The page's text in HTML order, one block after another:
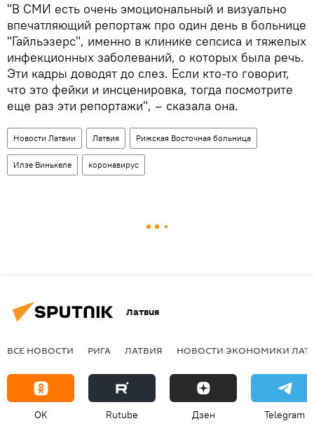
"В СМИ есть очень эмоциональный и визуально
впечатляющий репортаж про один день в больнице
"Гайльэзерс", именно в клинике сепсиса и тяжелых
инфекционных заболеваний, о которых была речь.
Эти кадры доводят до слез. Если кто-то говорит,
что это фейки и инсценировка, тогда посмотрите
еще раз эти репортажи", – сказала она.
Новости Латвии Латвия Рижская Восточная больница
Илзе Винькеле коронавирус
Латвия
ВСЕ НОВОСТИ РИГА ЛАТВИЯ НОВОСТИ ЭКОНОМИКИ
OK Rutube Дзен Telegram